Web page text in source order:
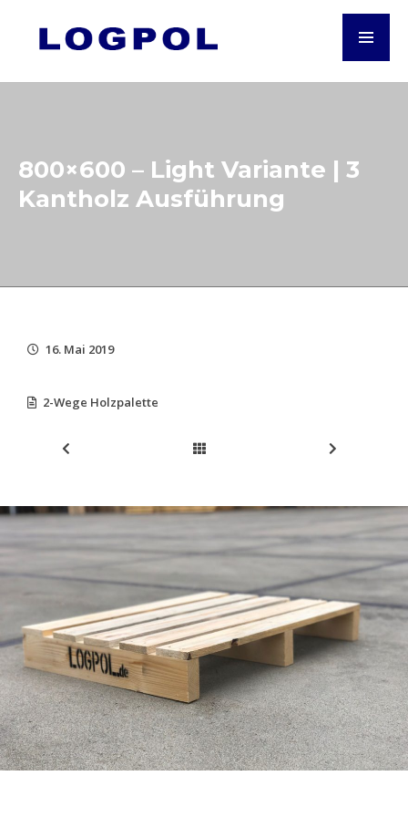
800×600 – Light Variante | 3
Kantholz Ausführung
16. Mai 2019
2-Wege Holzpalette